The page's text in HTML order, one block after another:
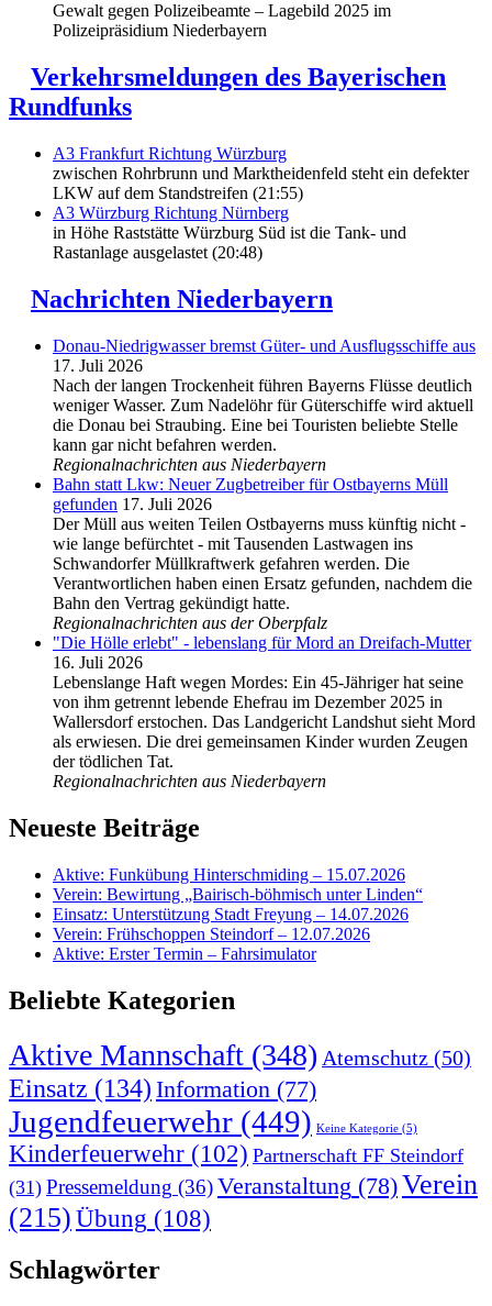
Gewalt gegen Polizeibeamte – Lagebild 2025 im
Polizeipräsidium Niederbayern
Verkehrsmeldungen des Bayerischen
Rundfunks
A3 Frankfurt Richtung Würzburg
zwischen Rohrbrunn und Marktheidenfeld steht ein defekter
LKW auf dem Standstreifen (21:55)
A3 Würzburg Richtung Nürnberg
in Höhe Raststätte Würzburg Süd ist die Tank- und
Rastanlage ausgelastet (20:48)
Nachrichten Niederbayern
Donau-Niedrigwasser bremst Güter- und Ausflugsschiffe aus
17. Juli 2026
Nach der langen Trockenheit führen Bayerns Flüsse deutlich
weniger Wasser. Zum Nadelöhr für Güterschiffe wird aktuell
die Donau bei Straubing. Eine bei Touristen beliebte Stelle
kann gar nicht befahren werden.
Regionalnachrichten aus Niederbayern
Bahn statt Lkw: Neuer Zugbetreiber für Ostbayerns Müll
gefunden 17. Juli 2026
Der Müll aus weiten Teilen Ostbayerns muss künftig nicht -
wie lange befürchtet - mit Tausenden Lastwagen ins
Schwandorfer Müllkraftwerk gefahren werden. Die
Verantwortlichen haben einen Ersatz gefunden, nachdem die
Bahn den Vertrag gekündigt hatte.
Regionalnachrichten aus der Oberpfalz
"Die Hölle erlebt" - lebenslang für Mord an Dreifach-Mutter
16. Juli 2026
Lebenslange Haft wegen Mordes: Ein 45-Jähriger hat seine
von ihm getrennt lebende Ehefrau im Dezember 2025 in
Wallersdorf erstochen. Das Landgericht Landshut sieht Mord
als erwiesen. Die drei gemeinsamen Kinder wurden Zeugen
der tödlichen Tat.
Regionalnachrichten aus Niederbayern
Neueste Beiträge
Aktive: Funkübung Hinterschmiding – 15.07.2026
Verein: Bewirtung „Bairisch-böhmisch unter Linden“
Einsatz: Unterstützung Stadt Freyung – 14.07.2026
Verein: Frühschoppen Steindorf – 12.07.2026
Aktive: Erster Termin – Fahrsimulator
Beliebte Kategorien
Aktive Mannschaft (348) Atemschutz (50)
Einsatz (134) Information (77)
Jugendfeuerwehr (449) Keine Kategorie (5)
Kinderfeuerwehr (102) Partnerschaft FF Steindorf
(31) Pressemeldung (36)Veranstaltung (78)Verein
(215)Übung (108)
Schlagwörter